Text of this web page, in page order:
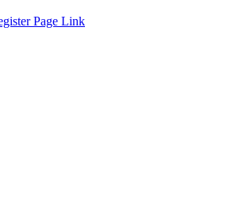
Page Link